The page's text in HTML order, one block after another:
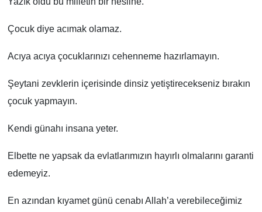
Çocuk diye acımak olamaz.
Acıya acıya çocuklarınızı cehenneme hazırlamayın.
Şeytani zevklerin içerisinde dinsiz yetiştirecekseniz bırakın
çocuk yapmayın.
Kendi günahı insana yeter.
Elbette ne yapsak da evlatlarımızın hayırlı olmalarını garanti
edemeyiz.
En azından kıyamet günü cenabı Allah’a verebileceğimiz